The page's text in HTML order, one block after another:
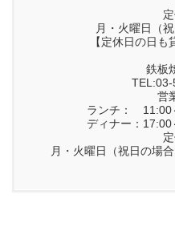
月・火曜日（
【定休日の日も
鉄板
TEL:03-
営
ランチ： 11:00
ディナー：
月・火曜日（祝日の場